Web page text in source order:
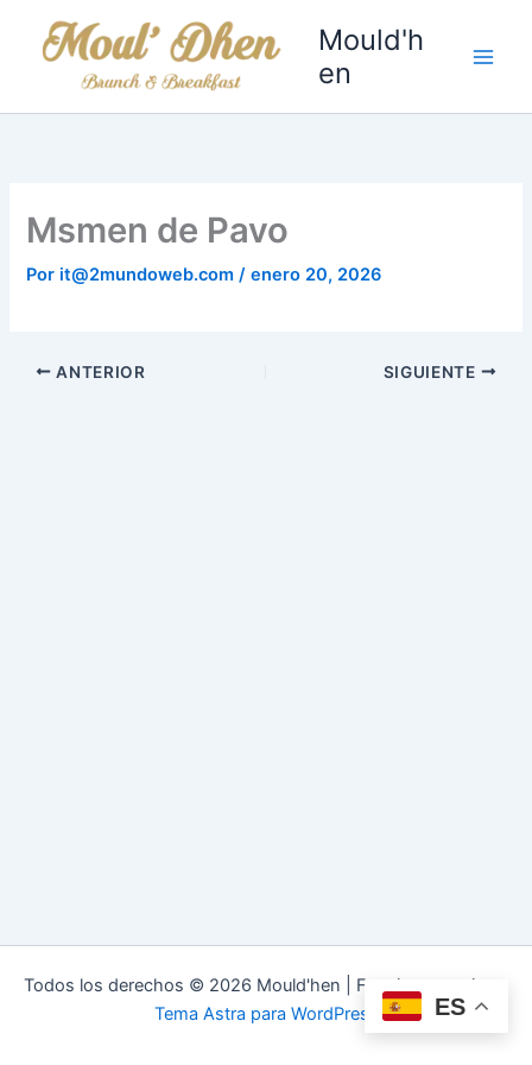
Mould'h
en
Msmen de Pavo
Por it@2mundoweb.com/enero 20, 2026
ANTERIOR SIGUIENTE
Todos los derechos © 2026 Mould'hen | Funciona gracias a
Tema Astra para WordPress
ES